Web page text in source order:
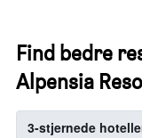
Find bedre
Alpensia
3-stjernede